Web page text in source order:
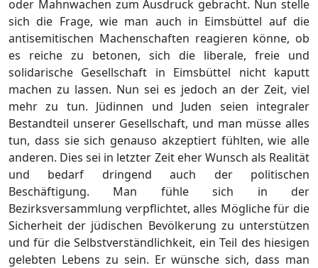
oder Mahnwachen zum Ausdruck gebracht. Nun stelle
sich die Frage, wie man auch in Eimsbüttel auf die
antisemitischen Machenschaften reagieren könne, ob
es reiche zu betonen, sich die liberale, freie und
solidarische Gesellschaft in Eimsbüttel nicht kaputt
machen zu lassen. Nun sei es jedoch an der Zeit, viel
mehr zu tun. Jüdinnen und Juden seien integraler
Bestandteil unserer Gesellschaft, und man müsse alles
tun, dass sie sich genauso akzeptiert fühlten, wie alle
anderen. Dies sei in letzter Zeit eher Wunsch als Realität
und bedarf dringend auch der politischen
Beschäftigung. Man fühle sich in der
Bezirksversammlung verpflichtet, alles Mögliche für die
Sicherheit der jüdischen Bevölkerung zu unterstützen
und für die Selbstverständlichkeit, ein Teil des hiesigen
gelebten Lebens zu sein. Er wünsche sich, dass man